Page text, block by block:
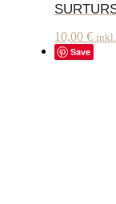
10,00 € inkl.
Save